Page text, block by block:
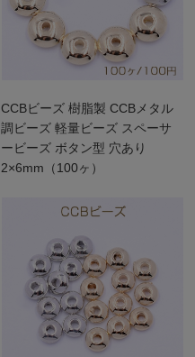
CCBビーズ 樹脂製 CCBメタル
調ビーズ 軽量ビーズ スペーサ
ービーズ ボタン型 穴あり
2×6mm（100ヶ）